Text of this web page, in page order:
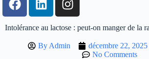
Intolérance au lactose : peut-on manger de la
By Admin décembre 22, 2025
No Comments